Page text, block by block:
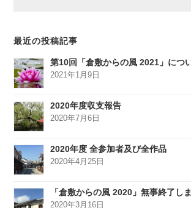
最近の投稿記事
第10回「倉敷からの風 2021」につ
2021年1月9日
2020年度収支報告
2020年7月6日
2020年度 全参加者及び全作品
2020年4月25日
「倉敷からの風 2020」無事終了し
2020年3月16日